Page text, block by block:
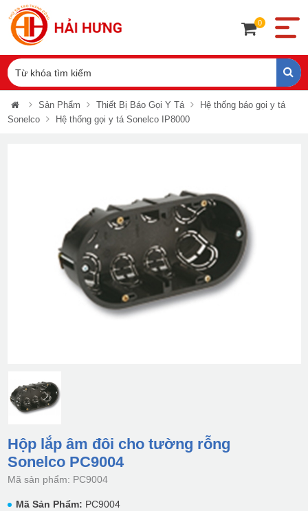
0
Sản Phẩm Thiết Bị Báo Gọi Y Tá
Hệ thống báo gọi y tá
Sonelco
Hệ thống gọi y tá Sonelco IP8000
Hộp lắp âm đôi cho tường rỗng
Sonelco PC9004
Mã sản phẩm: PC9004
Mã Sản Phẩm: PC9004